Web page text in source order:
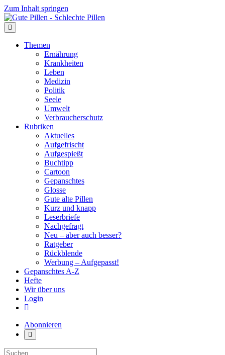
Zum Inhalt springen
Themen
Ernährung
Krankheiten
Leben
Medizin
Politik
Seele
Umwelt
Verbraucherschutz
Rubriken
Aktuelles
Aufgefrischt
Aufgespießt
Buchtipp
Cartoon
Gepanschtes
Glosse
Gute alte Pillen
Kurz und knapp
Leserbriefe
Nachgefragt
Neu – aber auch besser?
Ratgeber
Rückblende
Werbung – Aufgepasst!
Gepanschtes A-Z
Hefte
Wir über uns
Login
Abonnieren
Suche: